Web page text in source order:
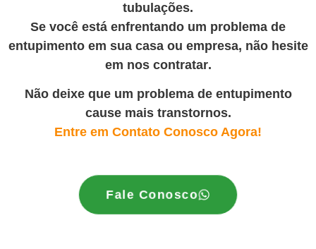
tubulações.
Se você está enfrentando um problema de
entupimento em sua casa ou empresa, não hesite
em nos contratar.
Não deixe que um problema de entupimento
cause mais transtornos.
Entre em Contato Conosco Agora!
Fale Conosco